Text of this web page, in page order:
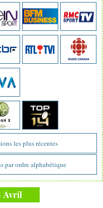
les plus récentes
par ordre alphabétique
Avril